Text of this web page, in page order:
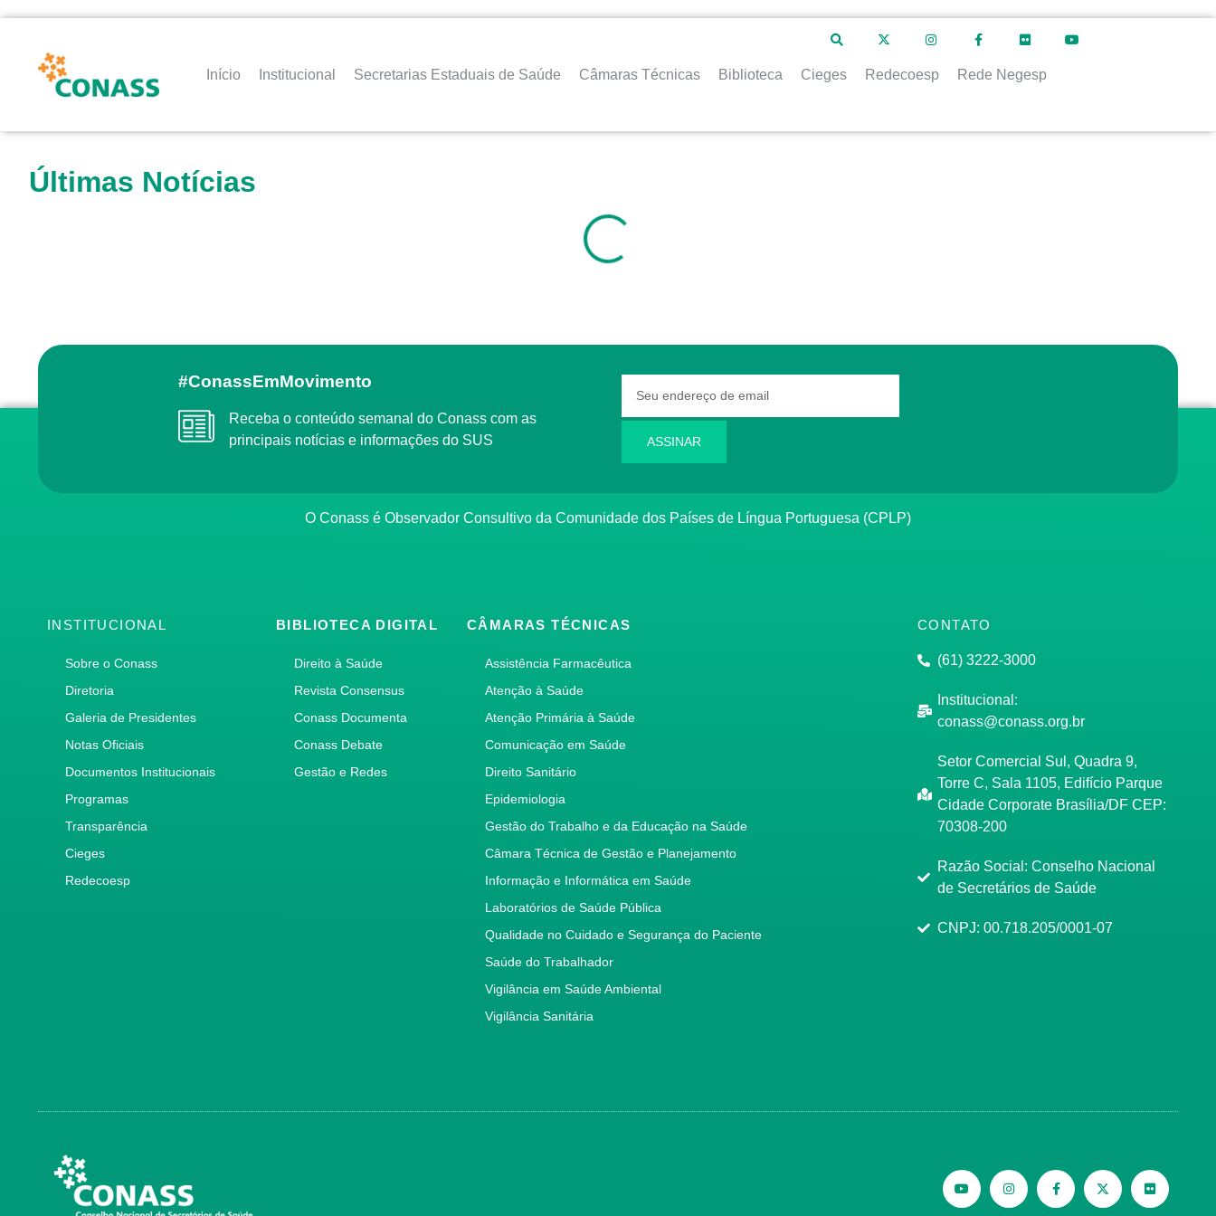
Início Institucional Secretarias Estaduais de Saúde Câmaras Técnicas Biblioteca Cieges Redecoesp Rede Negesp
Últimas Notícias
#ConassEmMovimento
Receba o conteúdo semanal do Conass com as
principais notícias e informações do SUS
ASSINAR
O Conass é Observador Consultivo da Comunidade dos Países de Língua Portuguesa (CPLP)
INSTITUCIONAL
Sobre o Conass
Diretoria
Galeria de Presidentes
Notas Oficiais
Documentos Institucionais
Programas
Transparência
Cieges
Redecoesp
BIBLIOTECA DIGITAL
Direito à Saúde
Revista Consensus
Conass Documenta
Conass Debate
Gestão e Redes
CÂMARAS TÉCNICAS
Assistência Farmacêutica
Atenção à Saúde
Atenção Primária à Saúde
Comunicação em Saúde
Direito Sanitário
Epidemiologia
Gestão do Trabalho e da Educação na Saúde
Câmara Técnica de Gestão e Planejamento
Informação e Informática em Saúde
Laboratórios de Saúde Pública
Qualidade no Cuidado e Segurança do Paciente
Saúde do Trabalhador
Vigilância em Saúde Ambiental
Vigilância Sanitária
CONTATO
(61) 3222-3000
Institucional:
conass@conass.org.br
Setor Comercial Sul, Quadra 9,
Torre C, Sala 1105, Edifício Parque
Cidade Corporate Brasília/DF CEP:
70308-200
Razão Social: Conselho Nacional
de Secretários de Saúde
CNPJ: 00.718.205/0001-07